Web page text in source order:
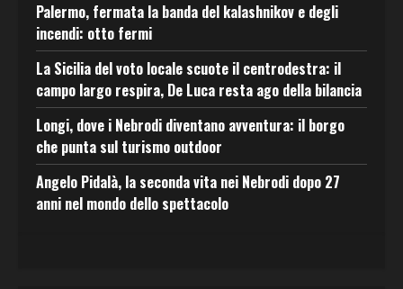
Palermo, fermata la banda del kalashnikov e degli
incendi: otto fermi
La Sicilia del voto locale scuote il centrodestra: il
campo largo respira, De Luca resta ago della bilancia
Longi, dove i Nebrodi diventano avventura: il borgo
che punta sul turismo outdoor
Angelo Pidalà, la seconda vita nei Nebrodi dopo 27
anni nel mondo dello spettacolo